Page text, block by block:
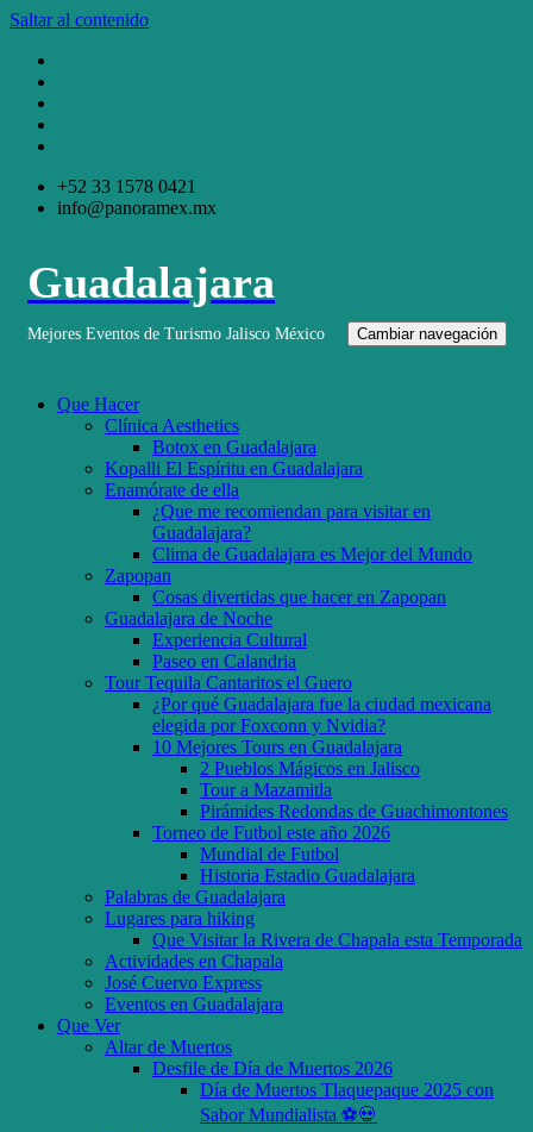
Saltar al contenido
+52 33 1578 0421
info@panoramex.mx
Guadalajara
Mejores Eventos de Turismo Jalisco México Cambiar navegación
Que Hacer
Clínica Aesthetics
Botox en Guadalajara
Kopalli El Espíritu en Guadalajara
Enamórate de ella
¿Que me recomiendan para visitar en
Guadalajara?
Clima de Guadalajara es Mejor del Mundo
Zapopan
Cosas divertidas que hacer en Zapopan
Guadalajara de Noche
Experiencia Cultural
Paseo en Calandria
Tour Tequila Cantaritos el Guero
¿Por qué Guadalajara fue la ciudad mexicana
elegida por Foxconn y Nvidia?
10 Mejores Tours en Guadalajara
2 Pueblos Mágicos en Jalisco
Tour a Mazamitla
Pirámides Redondas de Guachimontones
Torneo de Futbol este año 2026
Mundial de Futbol
Historia Estadio Guadalajara
Palabras de Guadalajara
Lugares para hiking
Que Visitar la Rivera de Chapala esta Temporada
Actividades en Chapala
José Cuervo Express
Eventos en Guadalajara
Que Ver
Altar de Muertos
Desfile de Día de Muertos 2026
Día de Muertos Tlaquepaque 2025 con
Sabor Mundialista ⚽💀